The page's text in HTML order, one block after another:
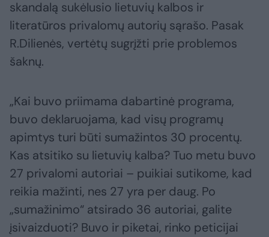
skandalą sukėlusio lietuvių kalbos ir
literatūros privalomų autorių sąrašo. Pasak
R.Dilienės, vertėtų sugrįžti prie problemos
šaknų.
„Kai buvo priimama dabartinė programa,
buvo deklaruojama, kad visų programų
apimtys turi būti sumažintos 30 procentų.
Kas atsitiko su lietuvių kalba? Tuo metu buvo
27 privalomi autoriai – puikiai sutikome, kad
reikia mažinti, nes 27 yra per daug. Po
„sumažinimo“ atsirado 36 autoriai, galite
įsivaizduoti? Buvo ir piketai, rinko peticijai